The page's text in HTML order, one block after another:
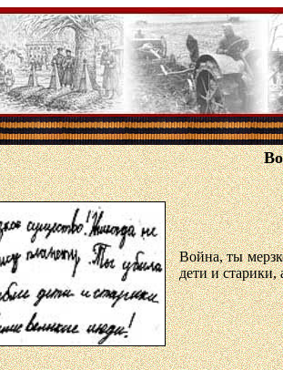
Война, ты
дети и